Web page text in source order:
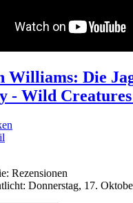
Williams: Die
- Wild
Rezensionen
Donnerstag, 17.